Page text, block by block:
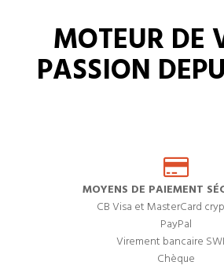
MOTEUR DE
PASSION
MOYENS DE PAIEMENT
CB Visa et MasterCard
PayPal
Virement bancaire
Chèque